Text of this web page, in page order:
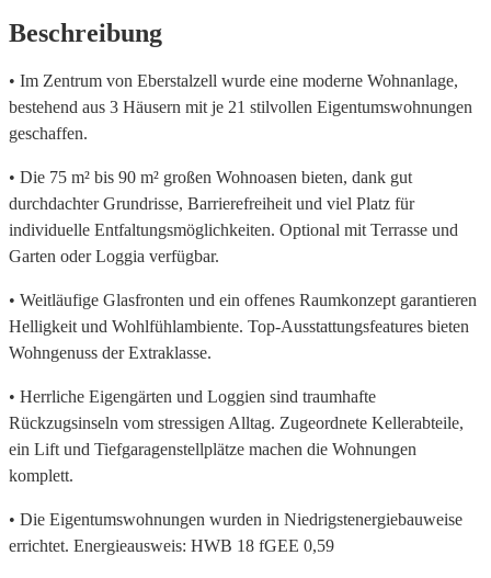
Beschreibung
• Im Zentrum von Eberstalzell wurde eine moderne Wohnanlage,
bestehend aus 3 Häusern mit je 21 stilvollen Eigentumswohnungen
geschaffen.
• Die 75 m² bis 90 m² großen Wohnoasen bieten, dank gut
durchdachter Grundrisse, Barrierefreiheit und viel Platz für
individuelle Entfaltungsmöglichkeiten. Optional mit Terrasse und
Garten oder Loggia verfügbar.
• Weitläufige Glasfronten und ein offenes Raumkonzept garantieren
Helligkeit und Wohlfühlambiente. Top-Ausstattungsfeatures bieten
Wohngenuss der Extraklasse.
• Herrliche Eigengärten und Loggien sind traumhafte
Rückzugsinseln vom stressigen Alltag. Zugeordnete Kellerabteile,
ein Lift und Tiefgaragenstellplätze machen die Wohnungen
komplett.
• Die Eigentumswohnungen wurden in Niedrigstenergiebauweise
errichtet. Energieausweis: HWB 18 fGEE 0,59